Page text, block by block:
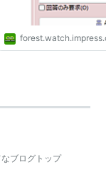
なブログトップ